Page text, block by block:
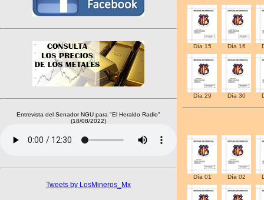
Entrevista del Senador NGU para "El Heraldo Radio"
(18/08/2022)
Tweets by LosMineros_Mx
Día 15 Día 16
Día 29 Día 30
Día 01 Día 02